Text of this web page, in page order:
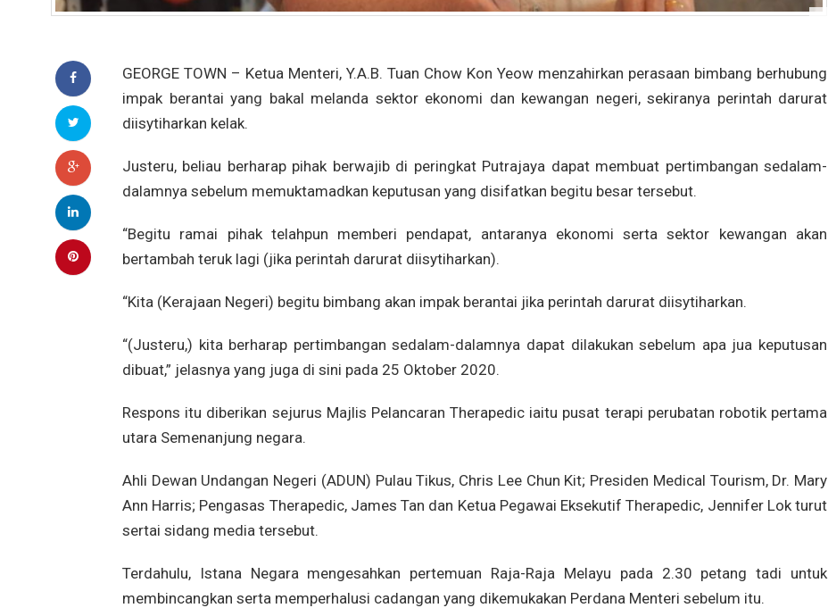
GEORGE TOWN – Ketua Menteri, Y.A.B. Tuan Chow Kon Yeow menzahirkan perasaan bimbang berhubung
impak berantai yang bakal melanda sektor ekonomi dan kewangan negeri, sekiranya perintah darurat
diisytiharkan kelak.
Justeru, beliau berharap pihak berwajib di peringkat Putrajaya dapat membuat pertimbangan sedalam-
dalamnya sebelum memuktamadkan keputusan yang disifatkan begitu besar tersebut.
“Begitu ramai pihak telahpun memberi pendapat, antaranya ekonomi serta sektor kewangan akan
bertambah teruk lagi (jika perintah darurat diisytiharkan).
“Kita (Kerajaan Negeri) begitu bimbang akan impak berantai jika perintah darurat diisytiharkan.
“(Justeru,) kita berharap pertimbangan sedalam-dalamnya dapat dilakukan sebelum apa jua keputusan
dibuat,” jelasnya yang juga di sini pada 25 Oktober 2020.
Respons itu diberikan sejurus Majlis Pelancaran Therapedic iaitu pusat terapi perubatan robotik pertama
utara Semenanjung negara.
Ahli Dewan Undangan Negeri (ADUN) Pulau Tikus, Chris Lee Chun Kit; Presiden Medical Tourism, Dr. Mary
Ann Harris; Pengasas Therapedic, James Tan dan Ketua Pegawai Eksekutif Therapedic, Jennifer Lok turut
sertai sidang media tersebut.
Terdahulu, Istana Negara mengesahkan pertemuan Raja-Raja Melayu pada 2.30 petang tadi untuk
membincangkan serta memperhalusi cadangan yang dikemukakan Perdana Menteri sebelum itu.